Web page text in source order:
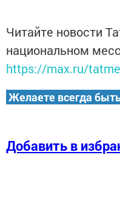
Читайте новости
национальном
https://max.ru/
Желаете всегда
Добавить в